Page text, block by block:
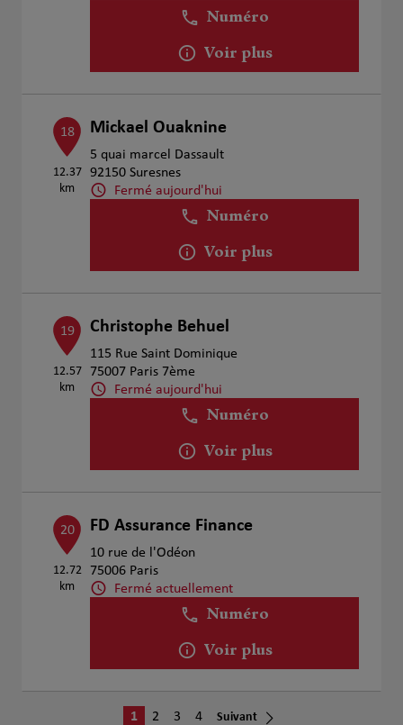
Numéro
Voir plus
18
12.37
km
Mickael Ouaknine
5 quai marcel Dassault
92150 Suresnes
Fermé aujourd'hui
Numéro
Voir plus
19
12.57
km
Christophe Behuel
115 Rue Saint Dominique
75007 Paris 7ème
Fermé aujourd'hui
Numéro
Voir plus
20
12.72
km
FD Assurance Finance
10 rue de l'Odéon
75006 Paris
Fermé actuellement
Numéro
Voir plus
1 2 3 4 Suivant